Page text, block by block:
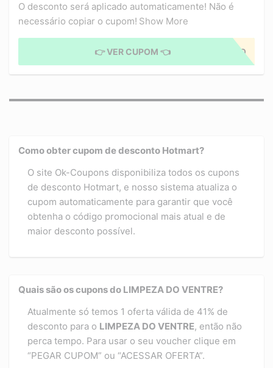
O desconto será aplicado automaticamente! Não é
necessário copiar o cupom! Show More
CUPOM APLICADO
👉 VER CUPOM 👈
Como obter cupom de desconto Hotmart?
O site Ok-Coupons disponibiliza todos os cupons
de desconto Hotmart, e nosso sistema atualiza o
cupom automaticamente para garantir que você
obtenha o código promocional mais atual e de
maior desconto possível.
Quais são os cupons do LIMPEZA DO VENTRE?
Atualmente só temos 1 oferta válida de 41% de
desconto para o LIMPEZA DO VENTRE, então não
perca tempo. Para usar o seu voucher clique em
“PEGAR CUPOM” ou “ACESSAR OFERTA”.